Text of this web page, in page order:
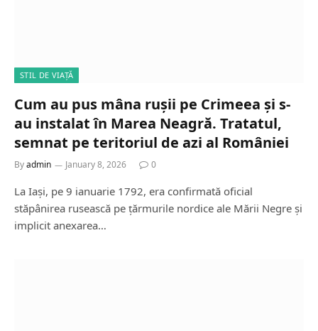
STIL DE VIAȚĂ
Cum au pus mâna rușii pe Crimeea și s-
au instalat în Marea Neagră. Tratatul,
semnat pe teritoriul de azi al României
Byadmin January 8, 2026 0
La Iași, pe 9 ianuarie 1792, era confirmată oficial
stăpânirea rusească pe țărmurile nordice ale Mării Negre și
implicit anexarea…